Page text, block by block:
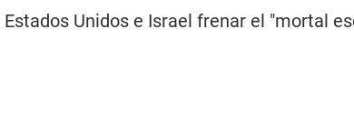
Unidos e Israel frenar el "mortal